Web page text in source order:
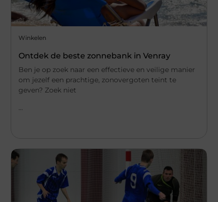
Winkelen
Ontdek de beste zonnebank in Venray
Ben je op zoek naar een effectieve en veilige manier
om jezelf een prachtige, zonovergoten teint te
geven? Zoek niet
...